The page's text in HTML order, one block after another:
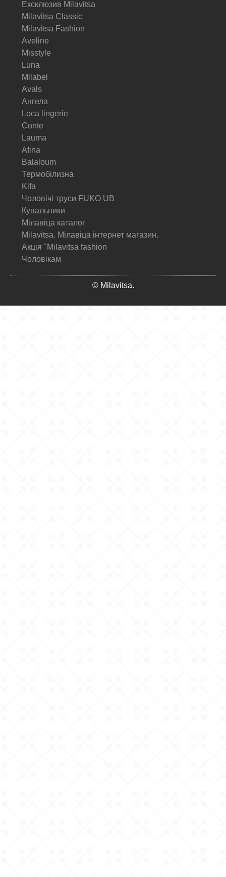
Ексклюзив Milavitsa
Milavitsa Classic
Milavitsa Fashion
Aveline
Misstyle
Luna
Milabel
Avals
Ангела
Loca lingerie
Conte
Lauma
Afina
Balaloum
Термобілизна
Kifa
Чоловічі труси FUKO UB
Купальники
Мілавіца каталог
Milavitsa. Мілавіца інтернет магазин.
Акція "Milavitsa fashion
Чоловікам
© Milavitsa.